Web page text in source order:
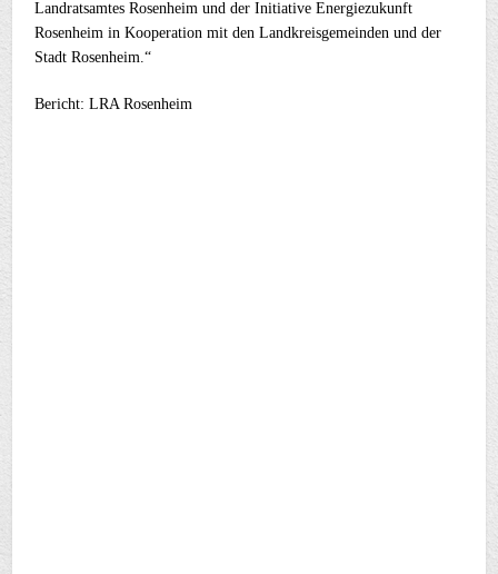
Landratsamtes Rosenheim und der Initiative Energiezukunft
Rosenheim in Kooperation mit den Landkreisgemeinden und der
Stadt Rosenheim.“
Bericht: LRA Rosenheim